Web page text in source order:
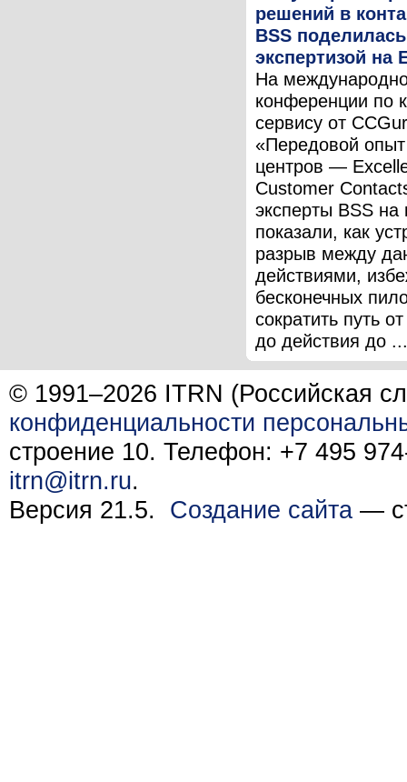
решений в
BSS поделилась
экспертизой на
На
конференции по
сервису от
«Передовой опыт
центров —
Customer
эксперты BSS на
показали, как
разрыв между
действиями,
бесконечных
сократить путь
до действия до ...
© 1991–2026 ITRN (Российская
конфиденциальности
строение 10. Телефон: +7 495
itrn@itrn.ru.
Версия 21.5. Создание сайта —